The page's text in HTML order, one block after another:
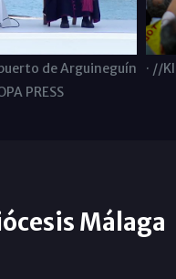
de Arguineguín
PRESS
· //
Málaga